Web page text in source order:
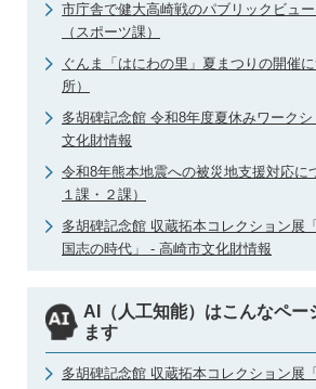
市庁舎で健大高崎戦のパブリックビュ
（スポーツ課）
ぐんま「はにわの里」夏まつりの開催
所）
多胡碑記念館 令和8年度夏休みワーク
文化財情報
令和8年熊本地震への被災地支援対応に
１課・２課）
多胡碑記念館 収蔵拓本コレクション展
国志の時代」 - 高崎市文化財情報
AI（人工知能）はこんなペー
ます
多胡碑記念館 収蔵拓本コレクション展